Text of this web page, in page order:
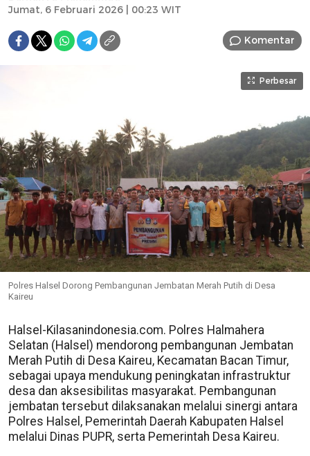
Jumat, 6 Februari 2026 | 00:23 WIT
Komentar
Perbesar
Polres Halsel Dorong Pembangunan Jembatan Merah Putih di Desa
Kaireu
Halsel-Kilasanindonesia.com. Polres Halmahera
Selatan (Halsel) mendorong pembangunan Jembatan
Merah Putih di Desa Kaireu, Kecamatan Bacan Timur,
sebagai upaya mendukung peningkatan infrastruktur
desa dan aksesibilitas masyarakat. Pembangunan
jembatan tersebut dilaksanakan melalui sinergi antara
Polres Halsel, Pemerintah Daerah Kabupaten Halsel
melalui Dinas PUPR, serta Pemerintah Desa Kaireu.